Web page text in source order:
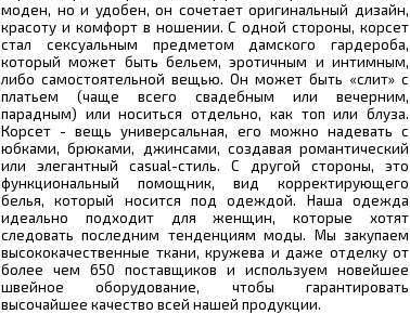
моден, но и удобен, он сочетает оригинальный дизайн,
красоту и комфорт в ношении. С одной стороны, корсет
стал сексуальным предметом дамского гардероба,
который может быть бельем, эротичным и интимным,
либо самостоятельной вещью. Он может быть «слит» с
платьем (чаще всего свадебным или вечерним,
парадным) или носиться отдельно, как топ или блуза.
Корсет - вещь универсальная, его можно надевать с
юбками, брюками, джинсами, создавая романтический
или элегантный casual-стиль. С другой стороны, это
функциональный помощник, вид корректирующего
белья, который носится под одеждой. Наша одежда
идеально подходит для женщин, которые хотят
следовать последним тенденциям моды. Мы закупаем
высококачественные ткани, кружева и даже отделку от
более чем 650 поставщиков и используем новейшее
швейное оборудование, чтобы гарантировать
высочайшее качество всей нашей продукции.